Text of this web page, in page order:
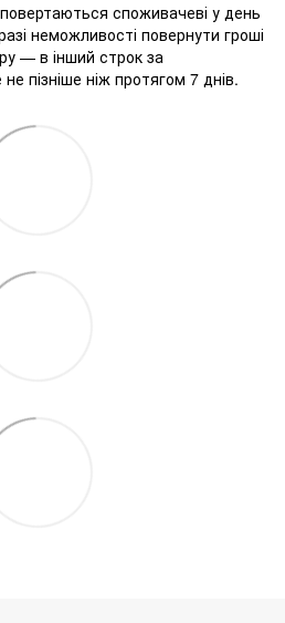
споживачеві у день
неможливості повернути гроші
— в інший строк за
пізніше ніж протягом 7 днів.